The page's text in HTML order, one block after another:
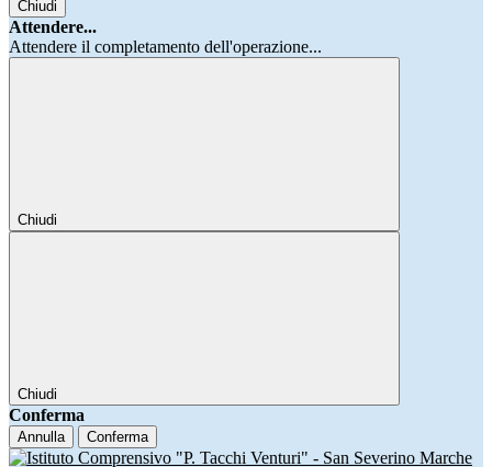
Chiudi
Attendere...
Attendere il completamento dell'operazione...
Chiudi
Chiudi
Conferma
Annulla Conferma